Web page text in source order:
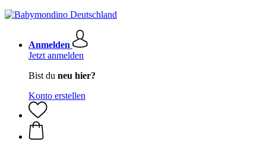
Anmelden
Jetzt anmelden
Bist du neu hier?
Konto erstellen